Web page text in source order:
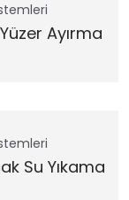
Ayırma
Su Yıkama